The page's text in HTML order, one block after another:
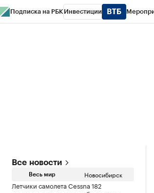
Подписка на РБК Инвестиции
Все новости
Весь мир Новосибирск
Летчики самолета Cessna 182